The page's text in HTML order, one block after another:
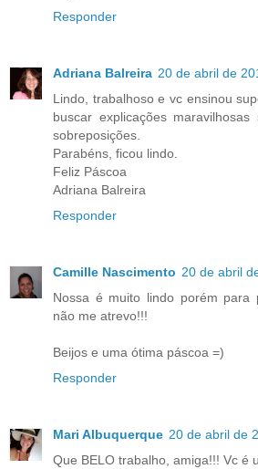
Responder
Adriana Balreira 20 de abril de
Lindo, trabalhoso e vc ensinou
buscar explicações
sobreposições.
Parabéns, ficou lindo.
Feliz Páscoa
Adriana Balreira
Responder
Camille Nascimento 20 de abril
Nossa é muito lindo porém para
não me atrevo!!!
Beijos e uma ótima páscoa =)
Responder
Mari Albuquerque 20 de abril de
Que BELO trabalho, amiga!!! Vc é